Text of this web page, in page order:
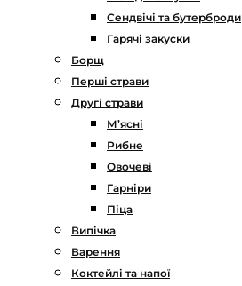
Сендвічі та бутерброди
Гарячі закуски
Борщ
Перші страви
Другі страви
М’ясні
Рибне
Овочеві
Гарніри
Піца
Випічка
Варення
Коктейлі та напої